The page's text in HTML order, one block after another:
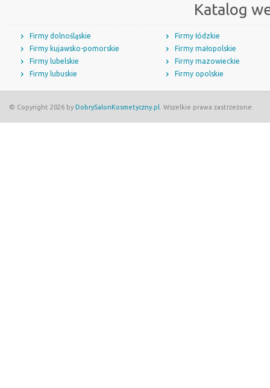
Katalog
Firmy dolnośląskie
Firmy kujawsko-pomorskie
Firmy lubelskie
Firmy lubuskie
Firmy łódzkie
Firmy małopolskie
Firmy mazowieckie
Firmy opolskie
© Copyright 2026 by DobrySalonKosmetyczny.pl . Wszelkie prawa zastrzeżone.